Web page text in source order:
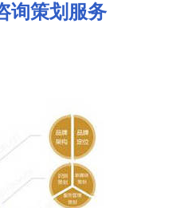
询策划服务